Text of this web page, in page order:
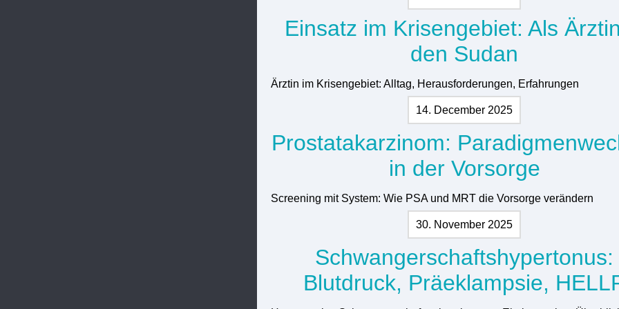
Einsatz im Krisengebiet: Als
den Sudan
Ärztin im Krisengebiet: Alltag, Herausforderungen, Erfahrungen
14. December 2025
Prostatakarzinom:
in der Vorsorge
Screening mit System: Wie PSA und MRT die Vorsorge verändern
30. November 2025
Schwangerschaftshypertonus:
Blutdruck, Präeklampsie,